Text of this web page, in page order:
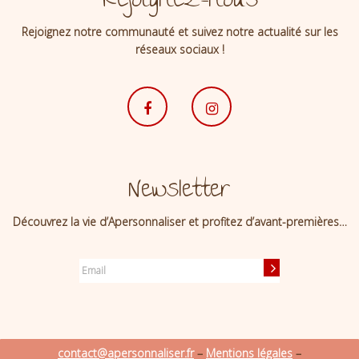
Rejoignez notre communauté et suivez notre actualité sur les
réseaux sociaux !
Newsletter
Découvrez la vie d’Apersonnaliser et profitez d’avant-premières…
contact@apersonnaliser.fr– Mentions légales –